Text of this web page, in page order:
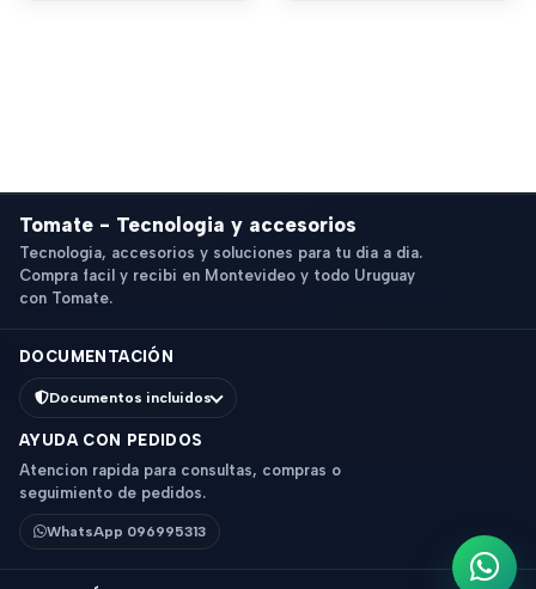
Tomate - Tecnologia y accesorios
Tecnologia, accesorios y soluciones para tu dia a dia.
Compra facil y recibi en Montevideo y todo Uruguay
con Tomate.
DOCUMENTACIÓN
Documentos incluidos
AYUDA CON PEDIDOS
Atencion rapida para consultas, compras o
seguimiento de pedidos.
WhatsApp 096995313